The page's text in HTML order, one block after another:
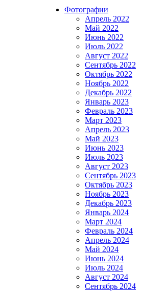
Фотографии
Апрель 2022
Май 2022
Июнь 2022
Июль 2022
Август 2022
Сентябрь 2022
Октябрь 2022
Ноябрь 2022
Декабрь 2022
Январь 2023
Февраль 2023
Март 2023
Апрель 2023
Май 2023
Июнь 2023
Июль 2023
Август 2023
Сентябрь 2023
Октябрь 2023
Ноябрь 2023
Декабрь 2023
Январь 2024
Март 2024
Февраль 2024
Апрель 2024
Май 2024
Июнь 2024
Июль 2024
Август 2024
Сентябрь 2024